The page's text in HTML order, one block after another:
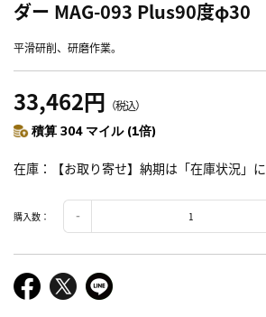
ダー MAG-093 Plus90度φ30
平滑研削、研磨作業。
33,462円 （税込）
積算 304 マイル (1倍)
在庫 【お取り寄せ】納期は「在庫状況」
購入数：